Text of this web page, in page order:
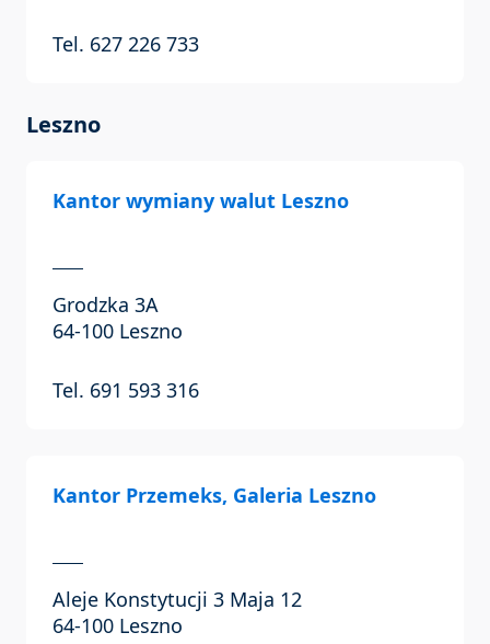
Tel. 627 226 733
Leszno
Kantor wymiany walut Leszno
Grodzka 3A
64-100 Leszno
Tel. 691 593 316
Kantor Przemeks, Galeria Leszno
Aleje Konstytucji 3 Maja 12
64-100 Leszno